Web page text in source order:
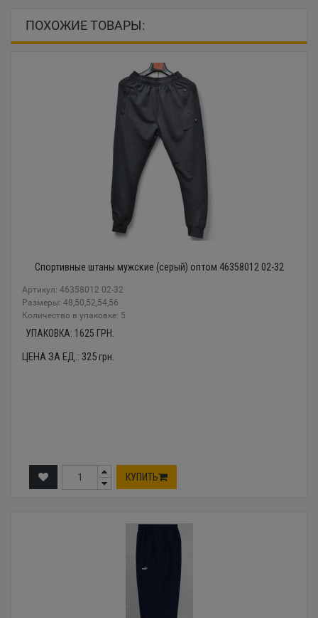
ПОХОЖИЕ ТОВАРЫ:
Спортивные штаны мужские (серый) оптом 46358012 02-32
Артикул: 46358012 02-32
Размеры: 48,50,52,54,56
Количество в упаковке: 5
УПАКОВКА: 1625 ГРН.
ЦЕНА ЗА ЕД.: 325грн.
КУПИТЬ